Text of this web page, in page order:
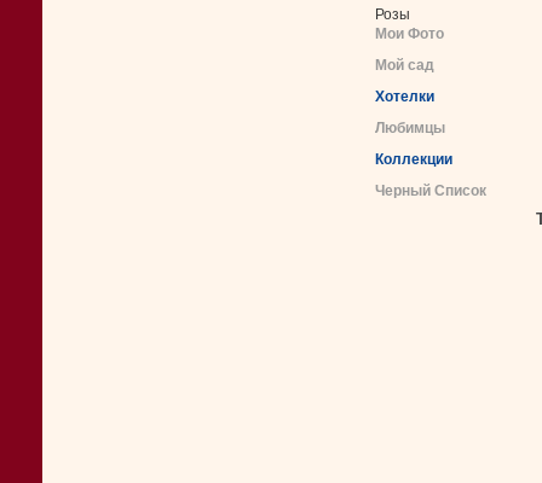
Розы
Мои Фото
Мой сад
Хотелки
Любимцы
Коллекции
Черный Список